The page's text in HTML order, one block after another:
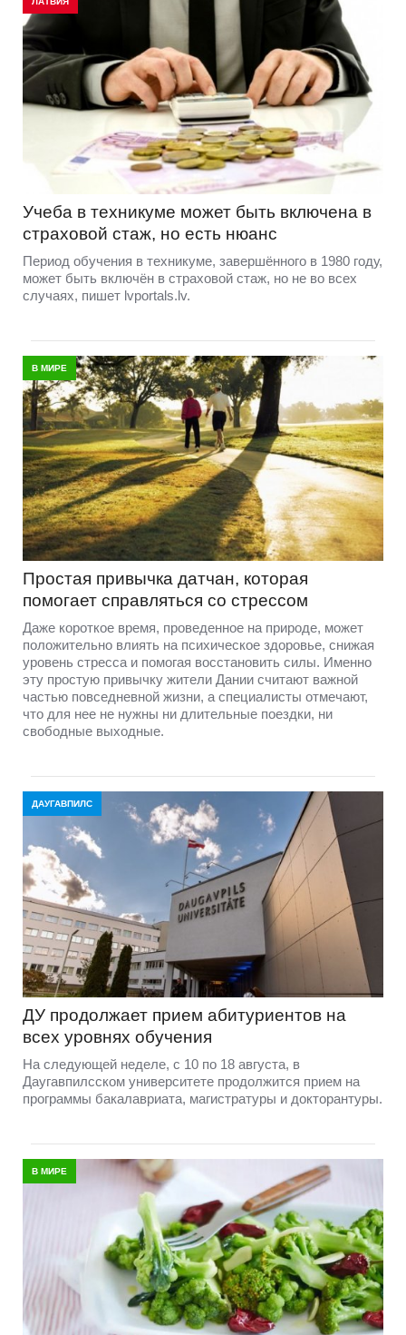
Учеба в техникуме может быть включена в
страховой стаж, но есть нюанс
Период обучения в техникуме, завершённого в 1980 году,
может быть включён в страховой стаж, но не во всех
случаях, пишет lvportals.lv.
В МИРЕ
Простая привычка датчан, которая
помогает справляться со стрессом
Даже короткое время, проведенное на природе, может
положительно влиять на психическое здоровье, снижая
уровень стресса и помогая восстановить силы. Именно
эту простую привычку жители Дании считают важной
частью повседневной жизни, а специалисты отмечают,
что для нее не нужны ни длительные поездки, ни
свободные выходные.
ДАУГАВПИЛС
ДУ продолжает прием абитуриентов на
всех уровнях обучения
На следующей неделе, с 10 по 18 августа, в
Даугавпилсском университете продолжится прием на
программы бакалавриата, магистратуры и докторантуры.
В МИРЕ